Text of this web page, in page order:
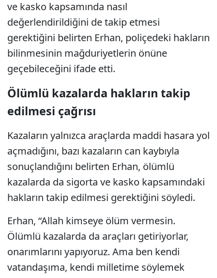
ve kasko kapsamında nasıl
değerlendirildiğini de takip etmesi
gerektiğini belirten Erhan, poliçedeki hakların
bilinmesinin mağduriyetlerin önüne
geçebileceğini ifade etti.
Ölümlü kazalarda hakların takip
edilmesi çağrısı
Kazaların yalnızca araçlarda maddi hasara yol
açmadığını, bazı kazaların can kaybıyla
sonuçlandığını belirten Erhan, ölümlü
kazalarda da sigorta ve kasko kapsamındaki
hakların takip edilmesi gerektiğini söyledi.
Erhan, “Allah kimseye ölüm vermesin.
Ölümlü kazalarda da araçları getiriyorlar,
onarımlarını yapıyoruz. Ama ben kendi
vatandaşıma, kendi milletime söylemek